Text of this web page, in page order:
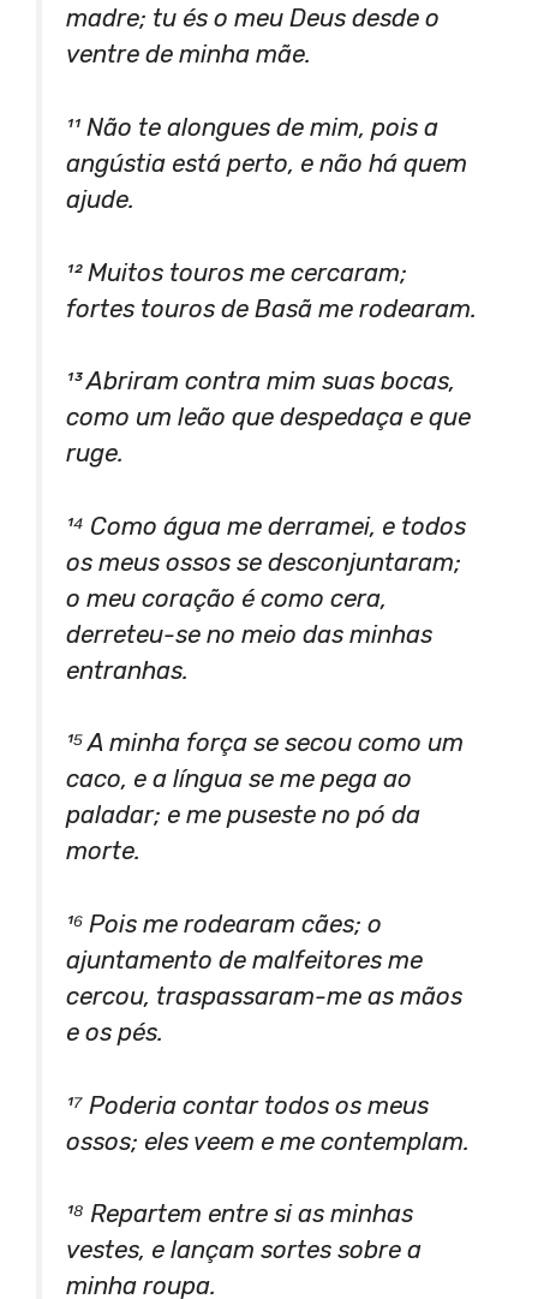
madre; tu és o meu Deus desde o
ventre de minha mãe.
¹¹ Não te alongues de mim, pois a
angústia está perto, e não há quem
ajude.
¹² Muitos touros me cercaram;
fortes touros de Basã me rodearam.
¹³ Abriram contra mim suas bocas,
como um leão que despedaça e que
ruge.
¹⁴ Como água me derramei, e todos
os meus ossos se desconjuntaram;
o meu coração é como cera,
derreteu-se no meio das minhas
entranhas.
¹⁵ A minha força se secou como um
caco, e a língua se me pega ao
paladar; e me puseste no pó da
morte.
¹⁶ Pois me rodearam cães; o
ajuntamento de malfeitores me
cercou, traspassaram-me as mãos
e os pés.
¹⁷ Poderia contar todos os meus
ossos; eles veem e me contemplam.
¹⁸ Repartem entre si as minhas
vestes, e lançam sortes sobre a
minha roupa.